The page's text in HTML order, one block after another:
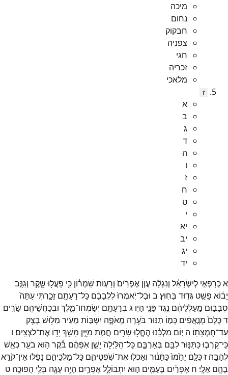
מיכה
נחום
חבקוק
צפניה
חגי
זכריה
מלאכי
ז
א
ב
ג
ד
ה
ו
ז
ח
ט
י
יא
יב
יג
יד
אכְּרָפְאִ֣י לְיִשְׂרָאֵ֗ל וְנִגְלָ֞ה עֲוֺ֤ן אֶפְרַ֙יִם֙ וְרָע֣וֹת שֹֽׁמְר֔וֹן כִּ֥י פָעֲל֖וּ שָׁ֑קֶר וְגַנָּ֣ב
יָב֔וֹא פָּשַׁ֥ט גְּד֖וּד בַּחֽוּץ׃ ב וּבַל־יֹֽאמְרוּ֙לִלְבָבָ֔ם כָּל־רָעָתָ֖ם זָכָ֑רְתִּי עַתָּה֙
סְבָב֣וּם מַֽעַלְלֵיהֶ֔ם נֶ֥גֶד פָּנַ֖י הָיֽוּ׃ג בְּרָעָתָ֖ם יְשַׂמְּחוּ־מֶ֑לֶךְ וּבְכַחֲשֵׁיהֶ֖ם שָׂרִֽים׃
דכֻּלָּם֙ מְנָ֣אֲפִ֔ים כְּמ֣וֹ תַנּ֔וּר בֹּעֵ֖רָה מֵֽאֹפֶ֑ה יִשְׁבּ֣וֹת מֵעִ֔יר מִלּ֥וּשׁ בָּצֵ֖ק
עַד־חֻמְצָתֽוֹ׃ ה י֣וֹם מַלְכֵּ֔נוּ הֶחֱל֥וּ שָׂרִ֖ים חֲמַ֣ת מִיָּ֑יִן מָשַׁ֥ךְ יָד֖וֹ אֶת־לֹצְצִֽים׃ ו
כִּֽי־קֵרְב֧וּכַתַּנּ֛וּרלִבָּ֖ם בְּאָרְבָּ֑ם כָּל־הַלַּ֙יְלָה֙ יָשֵׁ֣ן אֹֽפֵהֶ֔ם בֹּ֕קֶר ה֥וּא בֹעֵ֖רכְּאֵ֥שׁ
לֶהָבָֽה׃ זכֻּלָּ֤ם יֵחַ֙מּוּ֙כַּתַּנּ֔וּר וְאָכְל֖וּאֶת־שֹֽׁפְטֵיהֶ֑ם כָּל־מַלְכֵיהֶ֣ם נָפָ֔לוּאֵין־קֹרֵ֥א
בָהֶ֖ם אֵלָֽי׃ ח אֶפְרַ֕יִם בָּעַמִּ֖ים ה֣וּא יִתְבּוֹלָ֑לאֶפְרַ֛יִם הָיָ֥ה עֻגָ֖ה בְּלִ֥י הֲפוּכָֽה׃ ט